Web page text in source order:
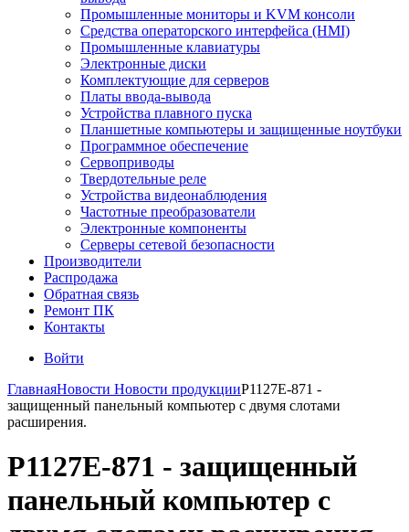
Промышленные мониторы и KVM консоли
Средства операторского интерфейса (HMI)
Промышленные клавиатуры
Электронные диски
Комплектующие для серверов
Платы ввода-вывода
Устройства плавного пуска
Планшетные компьютеры и защищенные ноутбуки
Программное обеспечение
Сервоприводы
Твердотельные реле
Устройства видеонаблюдения
Частотные преобразователи
Электронные компоненты
Серверы сетевой безопасности
Производители
Распродажа
Обратная связь
Ремонт ПК
Контакты
Войти
ГлавнаяНовости Новости продукцииP1127E-871 -
защищенный панельный компьютер с двумя слотами
расширения.
P1127E-871 - защищенный
панельный компьютер с